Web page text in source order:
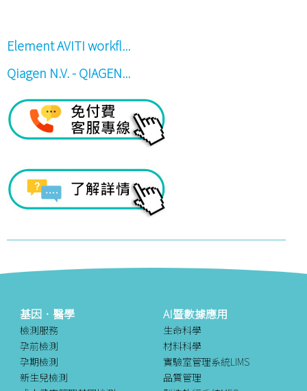
Element AVITI workfl...
Qiagen N.V. - QIAGEN...
基因．醫學
檢測服務
孕前檢測
孕期檢測
新生兒檢測
AI暨數據應用
生命科學
材料科學
實驗室管理系統LIMS
品質管理